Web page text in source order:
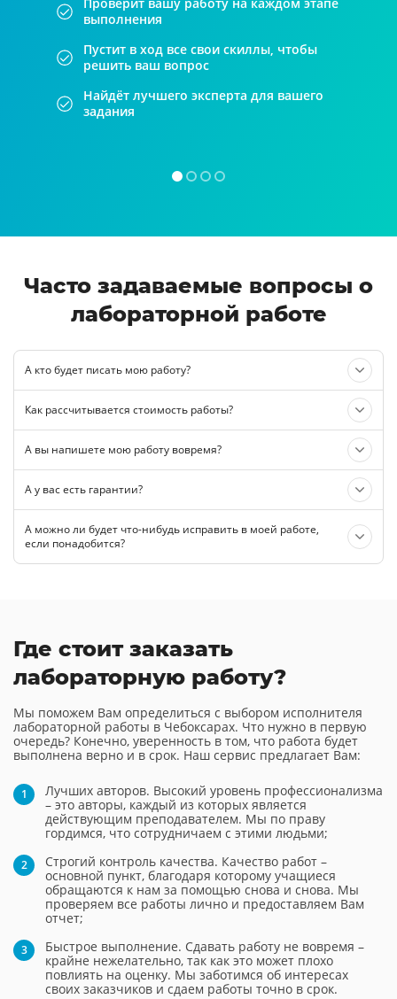
выполнения
Пустит в ход все свои скиллы, чтобы
решить ваш вопрос
Найдёт лучшего эксперта для вашего
задания
Часто задаваемые вопросы о
лабораторной работе
А кто будет писать мою работу?
Как рассчитывается стоимость работы?
А вы напишете мою работу вовремя?
А у вас есть гарантии?
А можно ли будет что-нибудь исправить в моей работе,
если понадобится?
Где стоит заказать
лабораторную работу?
Мы поможем Вам определиться с выбором исполнителя
лабораторной работы в Чебоксарах. Что нужно в первую
очередь? Конечно, уверенность в том, что работа будет
выполнена верно и в срок. Наш сервис предлагает Вам:
Лучших авторов. Высокий уровень профессионализма
– это авторы, каждый из которых является
действующим преподавателем. Мы по праву
гордимся, что сотрудничаем с этими людьми;
Строгий контроль качества. Качество работ –
основной пункт, благодаря которому учащиеся
обращаются к нам за помощью снова и снова. Мы
проверяем все работы лично и предоставляем Вам
отчет;
Быстрое выполнение. Сдавать работу не вовремя –
крайне нежелательно, так как это может плохо
повлиять на оценку. Мы заботимся об интересах
своих заказчиков и сдаем работы точно в срок.